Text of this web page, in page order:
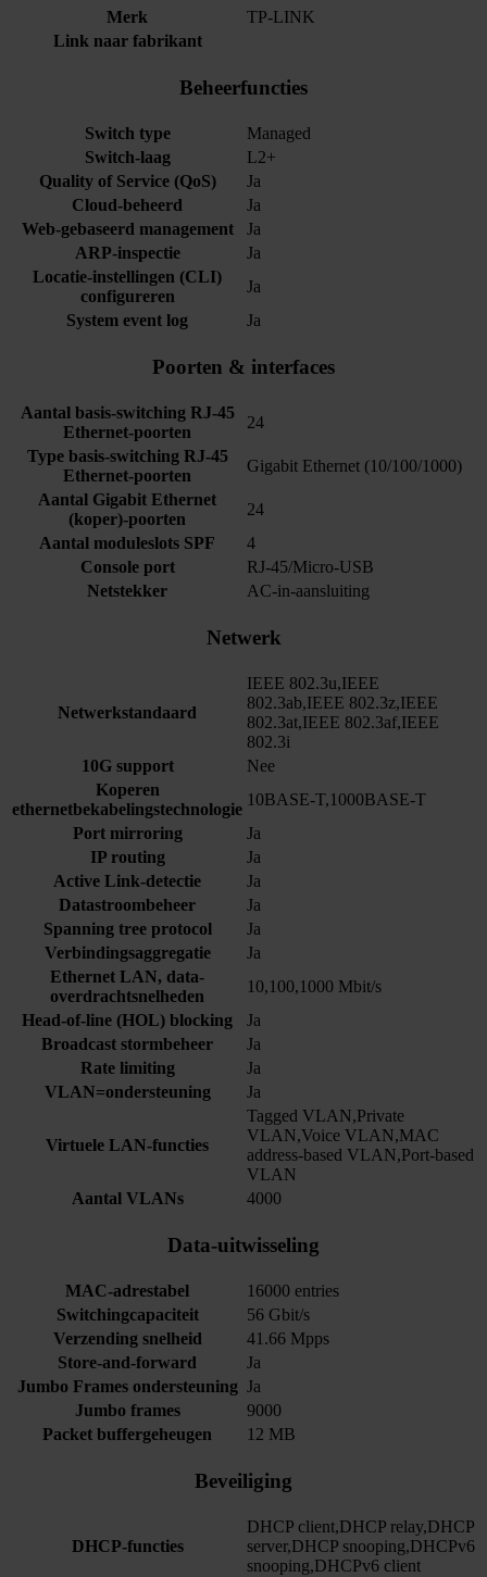
Merk
TP-LINK
Link naar fabrikant
Beheerfuncties
Switch type
Managed
Switch-laag
L2+
Quality of Service (QoS)
Ja
Cloud-beheerd
Ja
Web-gebaseerd management
Ja
ARP-inspectie
Ja
Locatie-instellingen (CLI)
configureren
Ja
System event log
Ja
Poorten & interfaces
Aantal basis-switching RJ-45
Ethernet-poorten
24
Type basis-switching RJ-45
Ethernet-poorten
Gigabit Ethernet (10/100/1000)
Aantal Gigabit Ethernet
(koper)-poorten
24
Aantal moduleslots SPF
4
Console port
RJ-45/Micro-USB
Netstekker
AC-in-aansluiting
Netwerk
Netwerkstandaard
IEEE 802.3u,IEEE
802.3ab,IEEE 802.3z,IEEE
802.3at,IEEE 802.3af,IEEE
802.3i
10G support
Nee
Koperen
ethernetbekabelingstechnologie
10BASE-T,1000BASE-T
Port mirroring
Ja
IP routing
Ja
Active Link-detectie
Ja
Datastroombeheer
Ja
Spanning tree protocol
Ja
Verbindingsaggregatie
Ja
Ethernet LAN, data-
overdrachtsnelheden
10,100,1000 Mbit/s
Head-of-line (HOL) blocking
Ja
Broadcast stormbeheer
Ja
Rate limiting
Ja
VLAN=ondersteuning
Ja
Virtuele LAN-functies
Tagged VLAN,Private
VLAN,Voice VLAN,MAC
address-based VLAN,Port-based
VLAN
Aantal VLANs
4000
Data-uitwisseling
MAC-adrestabel
16000 entries
Switchingcapaciteit
56 Gbit/s
Verzending snelheid
41.66 Mpps
Store-and-forward
Ja
Jumbo Frames ondersteuning Ja
Jumbo frames
9000
Packet buffergeheugen
12 MB
Beveiliging
DHCP-functies
DHCP client,DHCP relay,DHCP
server,DHCP snooping,DHCPv6
snooping,DHCPv6 client